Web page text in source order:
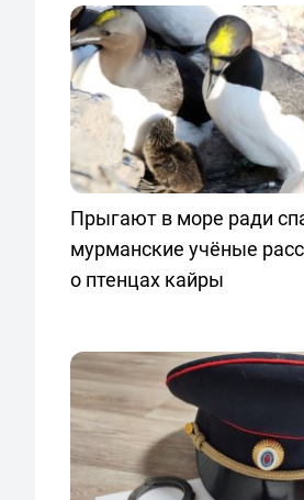
Прыгают в море ради
мурманские учёные
о птенцах кайры